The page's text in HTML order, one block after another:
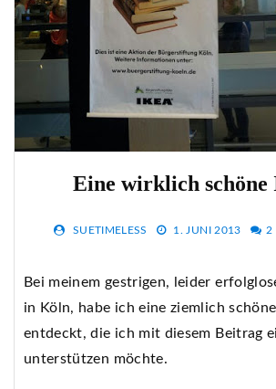
Eine wirklich
SUETIMELESS 1. JUNI 2013 2
Bei meinem gestrigen, leider
in Köln, habe ich eine ziemlich
entdeckt, die ich mit diesem Beitrag
unterstützen möchte.